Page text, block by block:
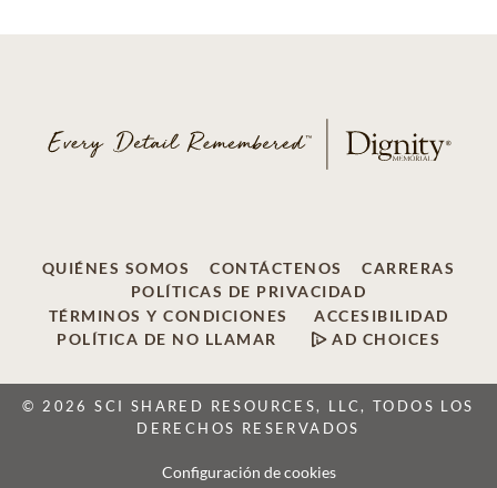
QUIÉNES SOMOS CONTÁCTENOS
CARRERAS
POLÍTICAS DE PRIVACIDAD
TÉRMINOS Y CONDICIONES
ACCESIBILIDAD
POLÍTICA DE NO LLAMAR
AD CHOICES
© 2026 SCI SHARED RESOURCES, LLC, TODOS LOS
DERECHOS RESERVADOS
Configuración de cookies